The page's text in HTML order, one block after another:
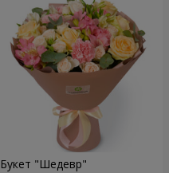
Букет "Шедевр"